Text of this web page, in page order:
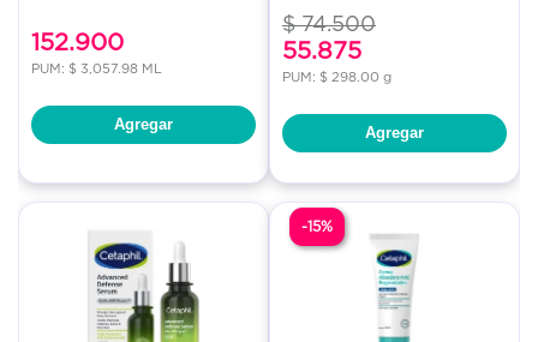
152.900
PUM: $ 3,057.98 ML
Agregar
$ 74.500
55.875
PUM: $ 298.00 g
Agregar
-15%